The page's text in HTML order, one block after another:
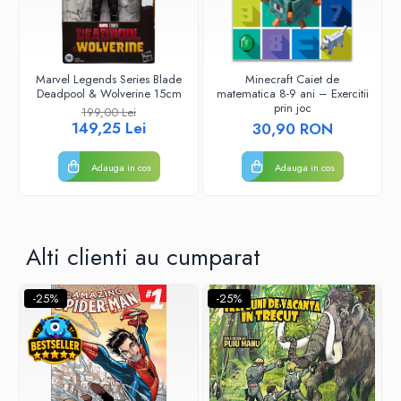
Riftbound singles
Gundam TCG
Puzzle
Puzzle 1000 piese
Accesorii pentru puzzle
Puzzle 3000 piese
Puzzle 2000 piese
Puzzle 60 piese
Puzzle 4 in 1
Puzzle 40 piese
Puzzle 30 piese
Puzzle 120 piese
Marvel Legends Series Blade
Deadpool & Wolverine 15cm
199,00 Lei
149,25 Lei
Adauga in cos
Minecraft Caiet de
matematica 8-9 ani – Exercitii
prin joc
30,90 RON
Adauga in cos
Alti clienti au cumparat
-25% -25%